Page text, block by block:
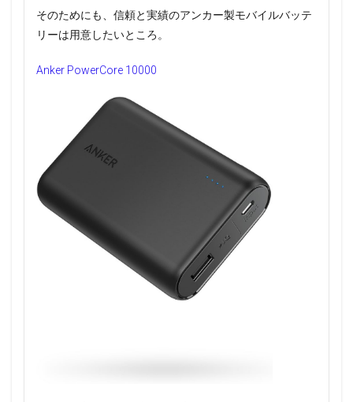
そのためにも、信頼と実績のアンカー製モバイルバッテ
リーは用意したいところ。
Anker PowerCore 10000